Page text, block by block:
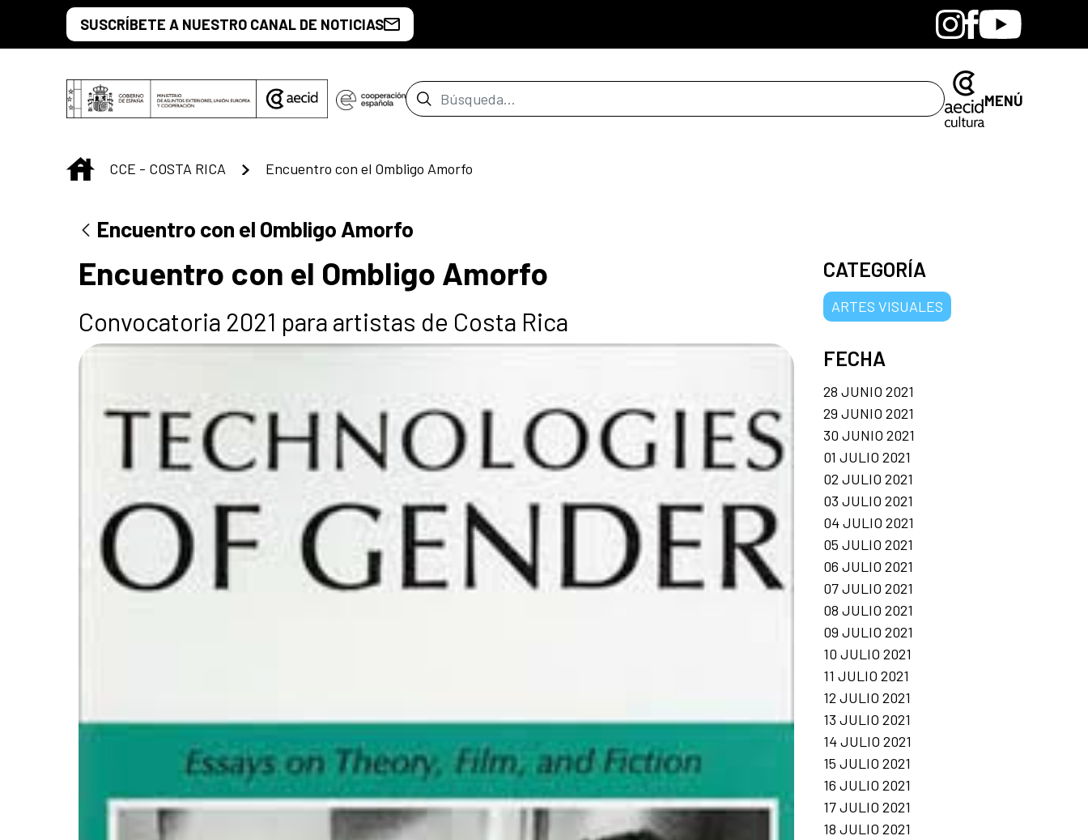
Saltar al contenido principal
SUSCRÍBETE A NUESTRO CANAL DE NOTICIAS BandcampInstagram
Facebook
Youtube
Barra de búsqueda MENÚ
INICIO
CCE - COSTA RICA Encuentro con el Ombligo Amorfo
Encuentro con el Ombligo Amorfo
Encuentro con el Ombligo Amorfo
Convocatoria 2021 para artistas de Costa Rica
CATEGORÍA
ARTES VISUALES
FECHA
28 JUNIO 2021
29 JUNIO 2021
30 JUNIO 2021
01 JULIO 2021
02 JULIO 2021
03 JULIO 2021
04 JULIO 2021
05 JULIO 2021
06 JULIO 2021
07 JULIO 2021
08 JULIO 2021
09 JULIO 2021
10 JULIO 2021
11 JULIO 2021
12 JULIO 2021
13 JULIO 2021
14 JULIO 2021
15 JULIO 2021
16 JULIO 2021
17 JULIO 2021
18 JULIO 2021